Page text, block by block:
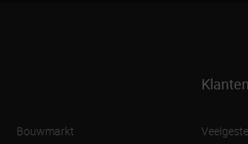
Bouwmarkt